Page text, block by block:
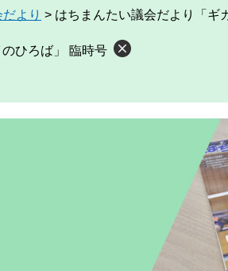
より > はちまんたい議会だより「ギ
ひろば」 臨時号